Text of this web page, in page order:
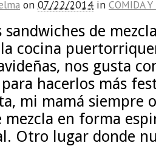
on 07/22/2014 in COMIDA
sandwiches de
cocina
nos gusta
hacerlos más
mi mamá siempre
mezcla en forma
Otro lugar donde